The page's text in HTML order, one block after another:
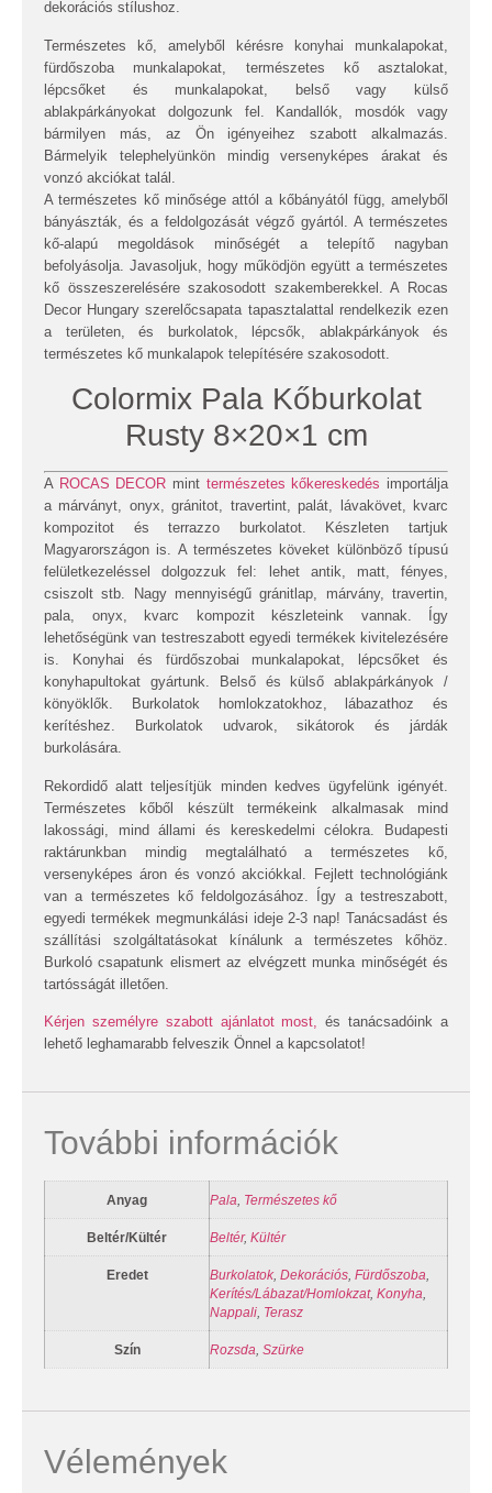
dekorációs stílushoz.
Természetes kő, amelyből kérésre konyhai munkalapokat,
fürdőszoba munkalapokat, természetes kő asztalokat,
lépcsőket és munkalapokat, belső vagy külső
ablakpárkányokat dolgozunk fel. Kandallók, mosdók vagy
bármilyen más, az Ön igényeihez szabott alkalmazás.
Bármelyik telephelyünkön mindig versenyképes árakat és
vonzó akciókat talál.
A természetes kő minősége attól a kőbányától függ, amelyből
bányászták, és a feldolgozását végző gyártól. A természetes
kő-alapú megoldások minőségét a telepítő nagyban
befolyásolja. Javasoljuk, hogy működjön együtt a természetes
kő összeszerelésére szakosodott szakemberekkel. A Rocas
Decor Hungary szerelőcsapata tapasztalattal rendelkezik ezen
a területen, és burkolatok, lépcsők, ablakpárkányok és
természetes kő munkalapok telepítésére szakosodott.
Colormix Pala Kőburkolat
Rusty 8×20×1 cm
A ROCAS DECOR mint természetes kőkereskedés importálja
a márványt, onyx, gránitot, travertint, palát, lávakövet, kvarc
kompozitot és terrazzo burkolatot. Készleten tartjuk
Magyarországon is. A természetes köveket különböző típusú
felületkezeléssel dolgozzuk fel: lehet antik, matt, fényes,
csiszolt stb. Nagy mennyiségű gránitlap, márvány, travertin,
pala, onyx, kvarc kompozit készleteink vannak. Így
lehetőségünk van testreszabott egyedi termékek kivitelezésére
is. Konyhai és fürdőszobai munkalapokat, lépcsőket és
konyhapultokat gyártunk. Belső és külső ablakpárkányok /
könyöklők. Burkolatok homlokzatokhoz, lábazathoz és
kerítéshez. Burkolatok udvarok, sikátorok és járdák
burkolására.
Rekordidő alatt teljesítjük minden kedves ügyfelünk igényét.
Természetes kőből készült termékeink alkalmasak mind
lakossági, mind állami és kereskedelmi célokra. Budapesti
raktárunkban mindig megtalálható a természetes kő,
versenyképes áron és vonzó akciókkal. Fejlett technológiánk
van a természetes kő feldolgozásához. Így a testreszabott,
egyedi termékek megmunkálási ideje 2-3 nap! Tanácsadást és
szállítási szolgáltatásokat kínálunk a természetes kőhöz.
Burkoló csapatunk elismert az elvégzett munka minőségét és
tartósságát illetően.
Kérjen személyre szabott ajánlatot most,
és tanácsadóink a
lehető leghamarabb felveszik Önnel a kapcsolatot!
További információk
Anyag Pala Természetes kő
Beltér/Kültér Beltér, Kültér
Eredet Burkolatok Dekorációs Fürdőszoba
Kerítés/Lábazat/Homlokzat, Konyha
Nappali Terasz
Szín Rozsda Szürke
Vélemények